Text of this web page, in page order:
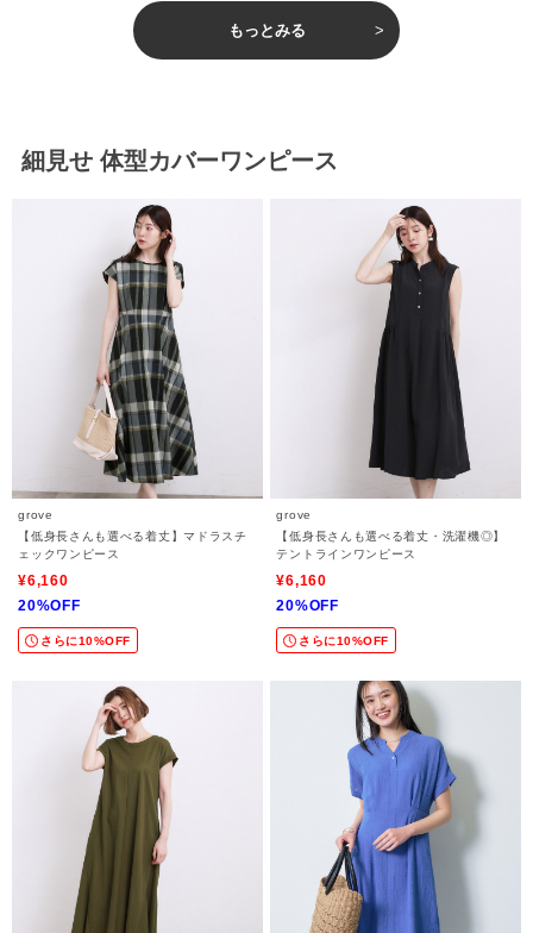
もっとみる
細見せ 体型カバーワンピース
grove
【低身長さんも選べる着丈】マドラスチ
ェックワンピース
¥6,160
20%OFF
さらに10%OFF
grove
【低身長さんも選べる着丈・洗濯機◎】
テントラインワンピース
¥6,160
20%OFF
さらに10%OFF